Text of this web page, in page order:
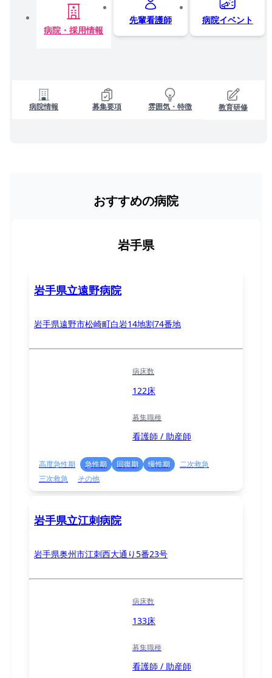
病院・採用情報
先輩看護師 病院イベント
病院情報 募集要項 雰囲気・特徴 教育研修
おすすめの病院
岩手県
岩手県立遠野病院
岩手県遠野市松崎町白岩14地割74番地
病床数
122床
募集職種
看護師 / 助産師
高度急性期 急性期 回復期 慢性期
二次救急
三次救急
その他
岩手県立江刺病院
岩手県奥州市江刺西大通り5番23号
病床数
133床
募集職種
看護師 / 助産師